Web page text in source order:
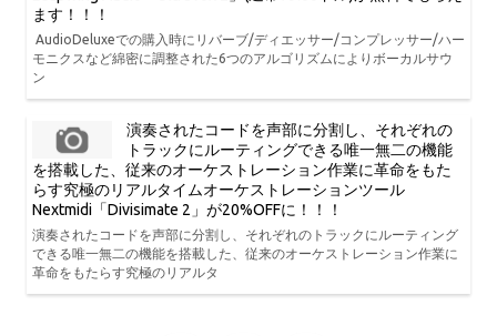
ます！！！
AudioDeluxeでの購入時にリバーブ/ディエッサー/コンプレッサー/ハー
モニクスなど綿密に調整された6つのアルゴリズムによりボーカルサウ
ン
演奏されたコードを声部に分割し、それぞれの
トラックにルーティングできる唯一無二の機能
を搭載した、従来のオーケストレーション作業に革命をもた
らす究極のリアルタイムオーケストレーションツール
Nextmidi「Divisimate 2」が20%OFFに！！！
演奏されたコードを声部に分割し、それぞれのトラックにルーティング
できる唯一無二の機能を搭載した、従来のオーケストレーション作業に
革命をもたらす究極のリアルタ